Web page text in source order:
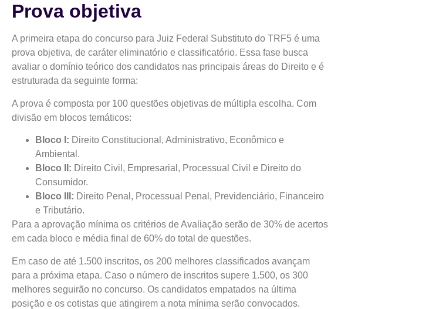
Prova objetiva
A primeira etapa do concurso para Juiz Federal Substituto do TRF5 é uma
prova objetiva, de caráter eliminatório e classificatório. Essa fase busca
avaliar o domínio teórico dos candidatos nas principais áreas do Direito e é
estruturada da seguinte forma:
A prova é composta por 100 questões objetivas de múltipla escolha. Com
divisão em blocos temáticos:
Bloco I: Direito Constitucional, Administrativo, Econômico e
Ambiental.
Bloco II: Direito Civil, Empresarial, Processual Civil e Direito do
Consumidor.
Bloco III: Direito Penal, Processual Penal, Previdenciário, Financeiro
e Tributário.
Para a aprovação mínima os critérios de Avaliação serão de 30% de acertos
em cada bloco e média final de 60% do total de questões.
Em caso de até 1.500 inscritos, os 200 melhores classificados avançam
para a próxima etapa. Caso o número de inscritos supere 1.500, os 300
melhores seguirão no concurso. Os candidatos empatados na última
posição e os cotistas que atingirem a nota mínima serão convocados.